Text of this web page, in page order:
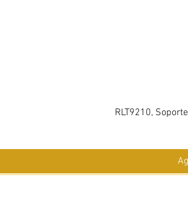
RLT9210,